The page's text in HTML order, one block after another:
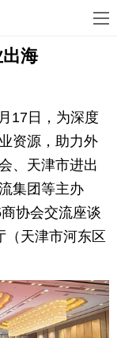
海
17日，为深度
资源，助力外
、天津市进出
集团等主办
协会交流座谈
天津市河东区